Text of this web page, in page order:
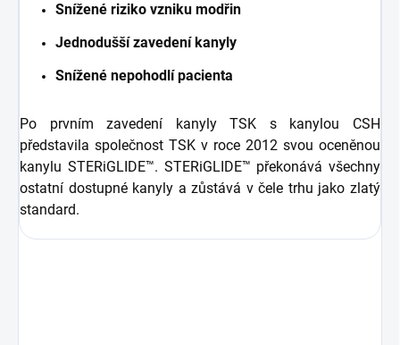
Snížené riziko vzniku modřin
Jednodušší zavedení kanyly
Snížené nepohodlí pacienta
Po prvním zavedení kanyly TSK s kanylou CSH
představila společnost TSK v roce 2012 svou oceněnou
kanylu STERiGLIDE™. STERiGLIDE™ překonává všechny
ostatní dostupné kanyly a zůstává v čele trhu jako zlatý
standard.